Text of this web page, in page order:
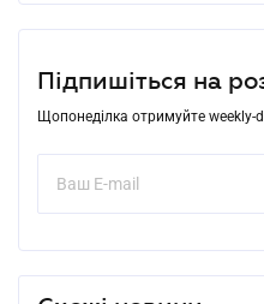
Підпишіться на
Щопонеділка отримуйте weekly-